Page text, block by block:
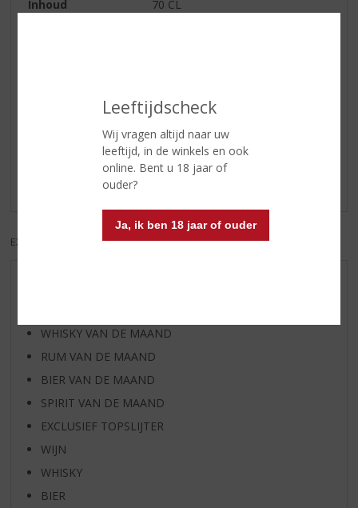
Leeftijdscheck
Wij vragen altijd naar uw
leeftijd, in de winkels en ook
online. Bent u 18 jaar of
ouder?
Ja, ik ben 18 jaar of ouder
Inhoud
70 CL
Reviews
Schrijf een review
Er zijn nog geen reviews geplaatst voor dit product
EXCL. BTW INCL. BTW
WHISKY VAN DE MAAND
RUM VAN DE MAAND
BIER VAN DE MAAND
SPIRIT VAN DE MAAND
EXCLUSIEF TOPSLIJTER
WIJN
WHISKY
BIER